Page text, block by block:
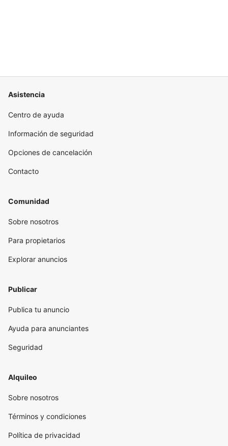
Asistencia
Centro de ayuda
Información de seguridad
Opciones de cancelación
Contacto
Comunidad
Sobre nosotros
Para propietarios
Explorar anuncios
Publicar
Publica tu anuncio
Ayuda para anunciantes
Seguridad
Alquileo
Sobre nosotros
Términos y condiciones
Política de privacidad